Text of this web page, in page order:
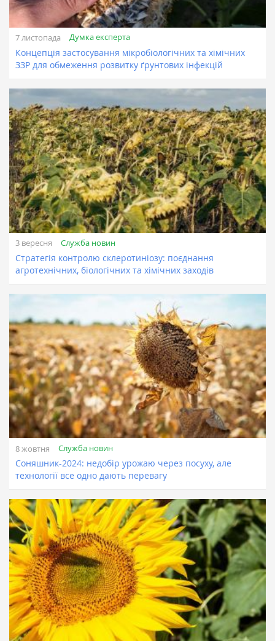
7 листопада Думка експерта
Концепція застосування мікробіологічних та хімічних
ЗЗР для обмеження розвитку ґрунтових інфекцій
3 вересня Служба новин
Стратегія контролю склеротиніозу: поєднання
агротехнічних, біологічних та хімічних заходів
8 жовтня Служба новин
Соняшник-2024: недобір урожаю через посуху, але
технології все одно дають перевагу